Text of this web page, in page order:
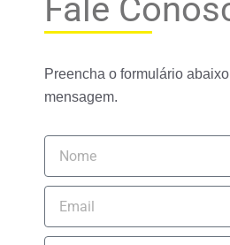
Fale
Preencha o formulário
mensagem.